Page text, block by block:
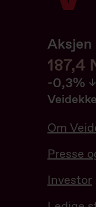
Aksjen
187,4
-0,3%
-0.32%
Veidekke
Om
Presse
Investor